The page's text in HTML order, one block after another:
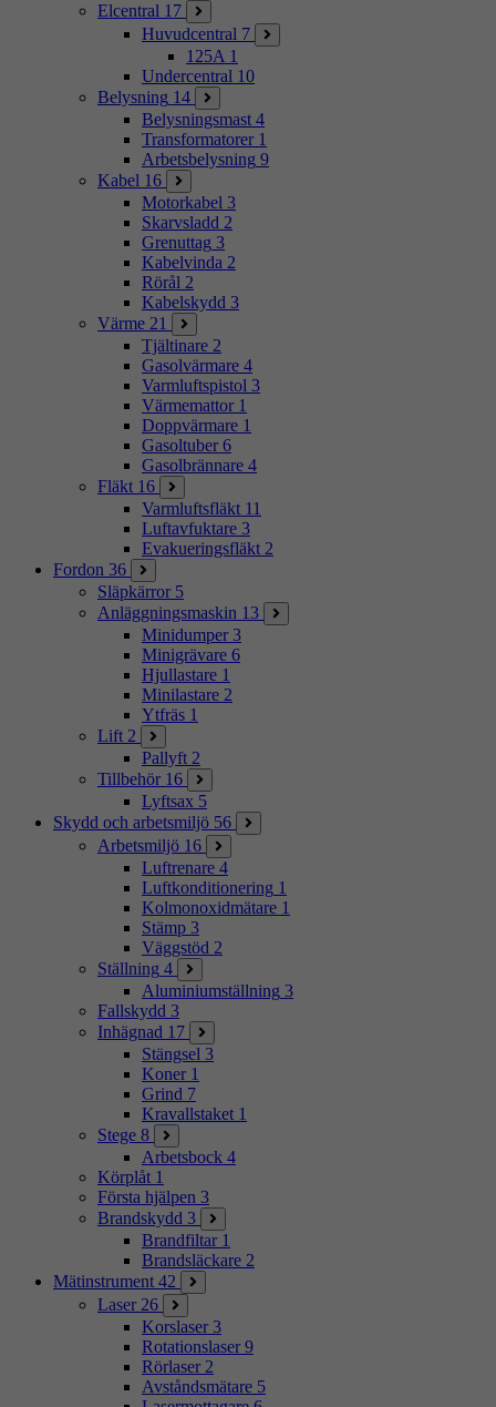
Elcentral 17
Huvudcentral 7
125A 1
Undercentral 10
Belysning 14
Belysningsmast 4
Transformatorer 1
Arbetsbelysning 9
Kabel 16
Motorkabel 3
Skarvsladd 2
Grenuttag 3
Kabelvinda 2
Rörål 2
Kabelskydd 3
Värme 21
Tjältinare 2
Gasolvärmare 4
Varmluftspistol 3
Värmemattor 1
Doppvärmare 1
Gasoltuber 6
Gasolbrännare 4
Fläkt 16
Varmluftsfläkt 11
Luftavfuktare 3
Evakueringsfläkt 2
Fordon 36
Släpkärror 5
Anläggningsmaskin 13
Minidumper 3
Minigrävare 6
Hjullastare 1
Minilastare 2
Ytfräs 1
Lift 2
Pallyft 2
Tillbehör 16
Lyftsax 5
Skydd och arbetsmiljö 56
Arbetsmiljö 16
Luftrenare 4
Luftkonditionering 1
Kolmonoxidmätare 1
Stämp 3
Väggstöd 2
Ställning 4
Aluminiumställning 3
Fallskydd 3
Inhägnad 17
Stängsel 3
Koner 1
Grind 7
Kravallstaket 1
Stege 8
Arbetsbock 4
Körplåt 1
Första hjälpen 3
Brandskydd 3
Brandfiltar 1
Brandsläckare 2
Mätinstrument 42
Laser 26
Korslaser 3
Rotationslaser 9
Rörlaser 2
Avståndsmätare 5